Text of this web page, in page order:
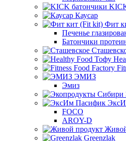
Каусар
Фит
Печенье
Батончики
ЭМИЗ
Эмиз
FOCO
AROY-D
Greenzlak